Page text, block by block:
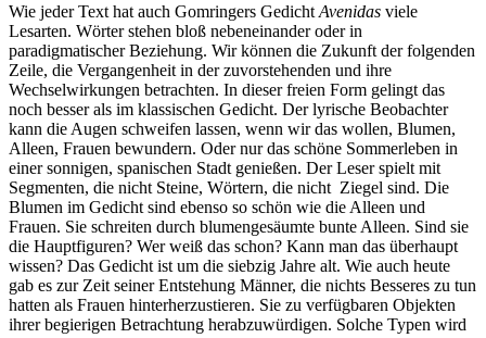
Wie jeder Text hat auch Gomringers Gedicht Avenidas viele
Lesarten. Wörter stehen bloß nebeneinander oder in
paradigmatischer Beziehung. Wir können die Zukunft der folgenden
Zeile, die Vergangenheit in der zuvorstehenden und ihre
Wechselwirkungen betrachten. In dieser freien Form gelingt das
noch besser als im klassischen Gedicht. Der lyrische Beobachter
kann die Augen schweifen lassen, wenn wir das wollen, Blumen,
Alleen, Frauen bewundern. Oder nur das schöne Sommerleben in
einer sonnigen, spanischen Stadt genießen. Der Leser spielt mit
Segmenten, die nicht Steine, Wörtern, die nicht Ziegel sind. Die
Blumen im Gedicht sind ebenso so schön wie die Alleen und
Frauen. Sie schreiten durch blumengesäumte bunte Alleen. Sind sie
die Hauptfiguren? Wer weiß das schon? Kann man das überhaupt
wissen? Das Gedicht ist um die siebzig Jahre alt. Wie auch heute
gab es zur Zeit seiner Entstehung Männer, die nichts Besseres zu tun
hatten als Frauen hinterherzustieren. Sie zu verfügbaren Objekten
ihrer begierigen Betrachtung herabzuwürdigen. Solche Typen wird